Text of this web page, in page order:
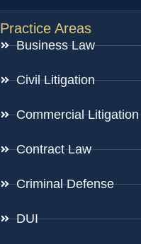
Practice Areas
Business Law
Civil Litigation
Commercial Litigation
Contract Law
Criminal Defense
DUI